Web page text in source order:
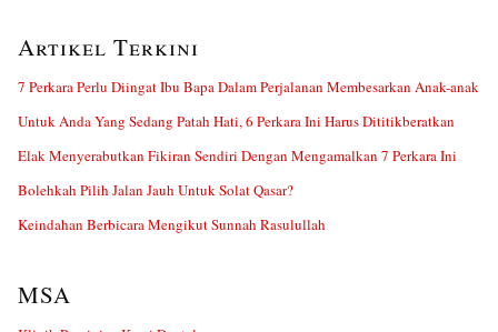
Artikel Terkini
7 Perkara Perlu Diingat Ibu Bapa Dalam Perjalanan Membesarkan Anak-anak
Untuk Anda Yang Sedang Patah Hati, 6 Perkara Ini Harus Dititikberatkan
Elak Menyerabutkan Fikiran Sendiri Dengan Mengamalkan 7 Perkara Ini
Bolehkah Pilih Jalan Jauh Untuk Solat Qasar?
Keindahan Berbicara Mengikut Sunnah Rasulullah
MSA